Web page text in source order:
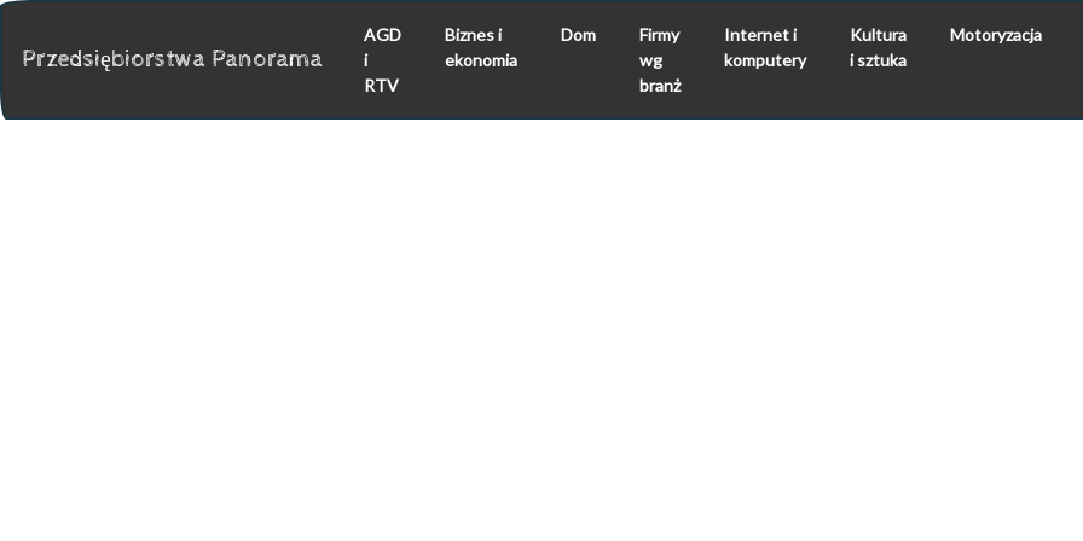
Przedsiębiorstwa Panorama
AGD
i
RTV
Biznes i
ekonomia
Dom
Firmy
wg
branż
Internet i
komputery
Kultura
i sztuka
Motoryzacja